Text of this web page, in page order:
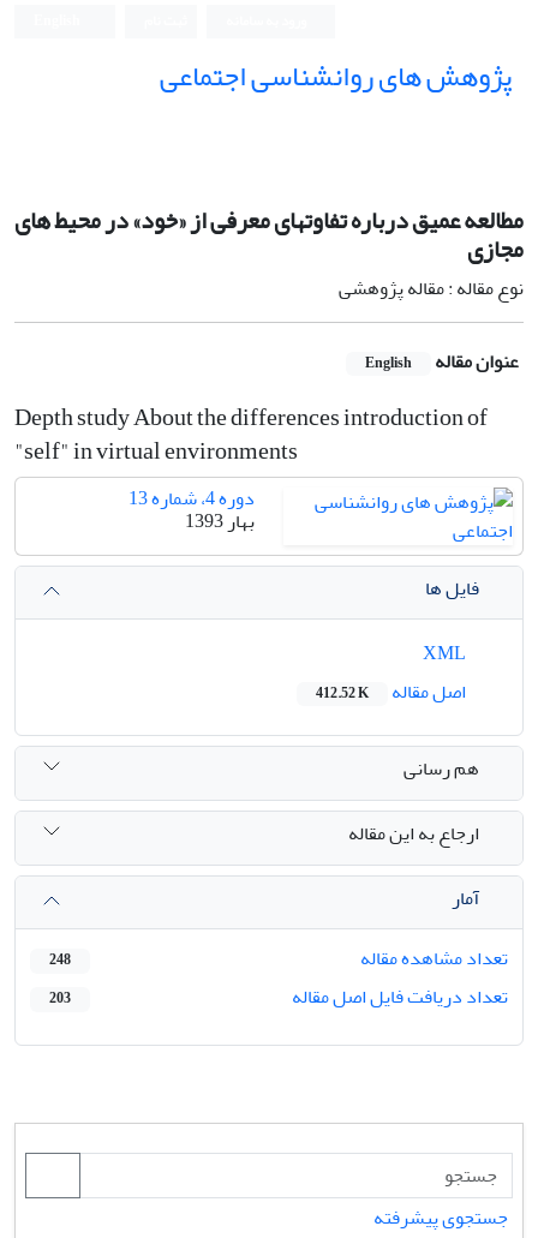
پژوهش های روانشناسی اجتماعی
مطالعه عمیق درباره تفاوتهای معرفی از «خود» در محیط های
مجازی
نوع مقاله : مقاله پژوهشی
عنوان مقاله English
Depth study About the differences introduction of
"self" in virtual environments
دوره 4، شماره 13
بهار 1393
فایل ها
اصل مقاله
412.52 K
هم رسانی
ارجاع به این مقاله
آمار
تعداد مشاهده مقاله
248
تعداد دریافت فایل اصل مقاله 203
جستجوی پیشرفته